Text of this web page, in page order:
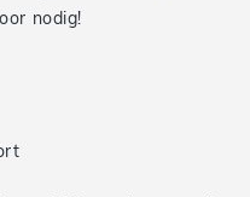
nodig!